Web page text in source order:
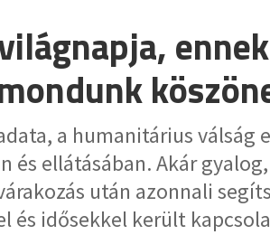
a humanitárius
és ellátásában. Akár
után azonnali
és idősekkel került